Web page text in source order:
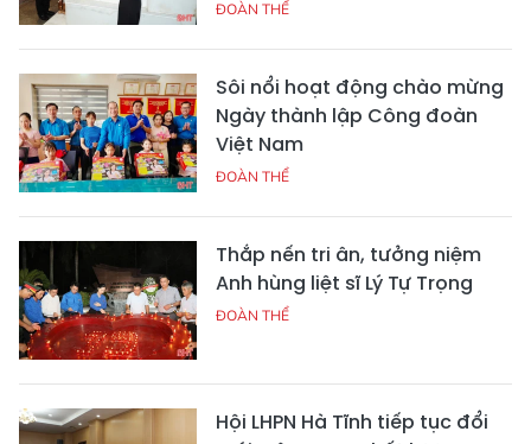
ĐOÀN THỂ
Sôi nổi hoạt động chào mừng
Ngày thành lập Công đoàn
Việt Nam
ĐOÀN THỂ
Thắp nến tri ân, tưởng niệm
Anh hùng liệt sĩ Lý Tự Trọng
ĐOÀN THỂ
Hội LHPN Hà Tĩnh tiếp tục đổi